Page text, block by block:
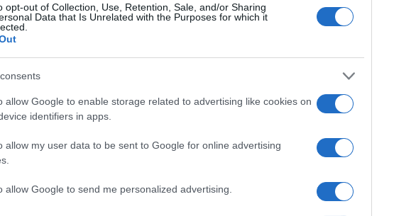
opt-out of Collection, Use, Retention, Sale, and/or Sharing
Data that Is Unrelated with the Purposes for which it
allow Google to enable storage related to advertising like cookies on
identifiers in apps.
allow my user data to be sent to Google for online advertising
allow Google to send me personalized advertising.
de conversión bien
representa el viaje del cliente, desde que
hasta que realiza una compra. Cada etapa
únicos. ¿Por qué es tan relevante
en cada fase? La respuesta es sencilla: nos
de manera efectiva. En mi
un embudo optimizado no solo mejora las
el costo por adquisición (CPA).